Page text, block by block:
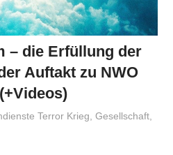
– die Erfüllung der
Auftakt zu NWO
Terror Krieg,Gesellschaft,